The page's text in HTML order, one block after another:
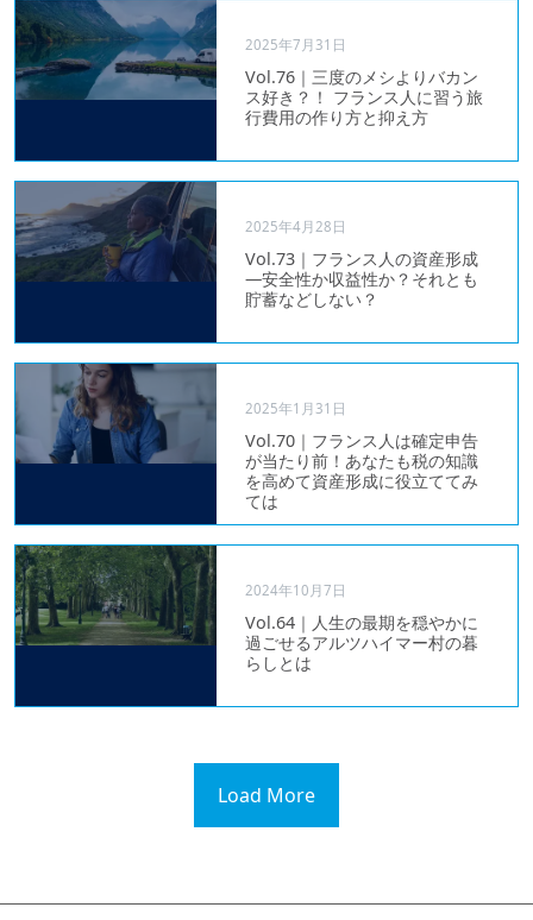
2025年7月31日
Vol.76｜三度のメシよりバカン
ス好き？！ フランス人に習う旅
行費用の作り方と抑え方
2025年4月28日
Vol.73｜フランス人の資産形成
―安全性か収益性か？それとも
貯蓄などしない？
2025年1月31日
Vol.70｜フランス人は確定申告
が当たり前！あなたも税の知識
を高めて資産形成に役立ててみ
ては
2024年10月7日
Vol.64｜人生の最期を穏やかに
過ごせるアルツハイマー村の暮
らしとは
Load More